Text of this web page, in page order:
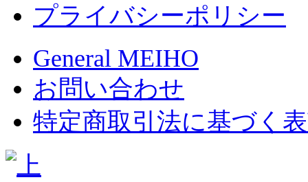
プライバシーポリシー
General MEIHO
お問い合わせ
特定商取引法に基づく